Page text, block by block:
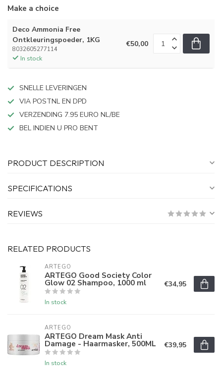
Make a choice
Deco Ammonia Free
Ontkleuringspoeder, 1KG
8032605277114
In stock
€50,00
SNELLE LEVERINGEN
VIA POSTNL EN DPD
VERZENDING 7.95 EURO NL/BE
BEL INDIEN U PRO BENT
PRODUCT DESCRIPTION
SPECIFICATIONS
REVIEWS
RELATED PRODUCTS
ARTEGO
ARTEGO Good Society Color
Glow 02 Shampoo, 1000 ml
In stock
€34,95
ARTEGO
ARTEGO Dream Mask Anti
Damage - Haarmasker, 500ML
In stock
€39,95